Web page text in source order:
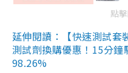
點
延伸閱讀：【快速測試套
測試劑換購優惠！15分鐘
98.26%